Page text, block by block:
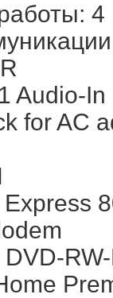
4
Audio-
for AC